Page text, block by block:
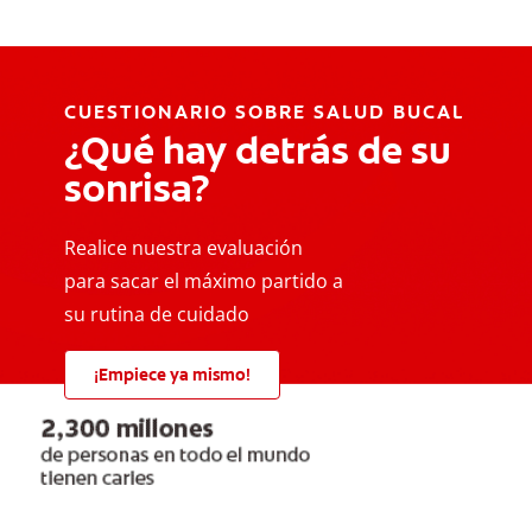
CUESTIONARIO SOBRE SALUD BUCAL
¿Qué hay detrás de su
sonrisa?
Realice nuestra evaluación
para sacar el máximo partido a
su rutina de cuidado
¡Empiece ya mismo!